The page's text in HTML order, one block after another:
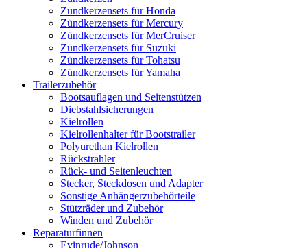
Zündkerzensets für Honda
Zündkerzensets für Mercury
Zündkerzensets für MerCruiser
Zündkerzensets für Suzuki
Zündkerzensets für Tohatsu
Zündkerzensets für Yamaha
Trailerzubehör
Bootsauflagen und Seitenstützen
Diebstahlsicherungen
Kielrollen
Kielrollenhalter für Bootstrailer
Polyurethan Kielrollen
Rückstrahler
Rück- und Seitenleuchten
Stecker, Steckdosen und Adapter
Sonstige Anhängerzubehörteile
Stützräder und Zubehör
Winden und Zubehör
Reparaturfinnen
Evinrude/Johnson